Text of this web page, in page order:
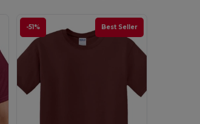
-51% Best Seller